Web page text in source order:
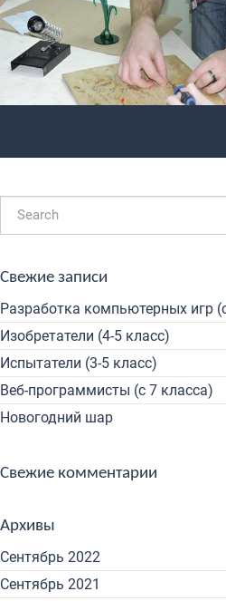
Свежие записи
Разработка компьютерных игр
Изобретатели (4-5 класс)
Испытатели (3-5 класс)
Веб-программисты (с 7 класса)
Новогодний шар
Свежие комментарии
Архивы
Сентябрь 2022
Сентябрь 2021